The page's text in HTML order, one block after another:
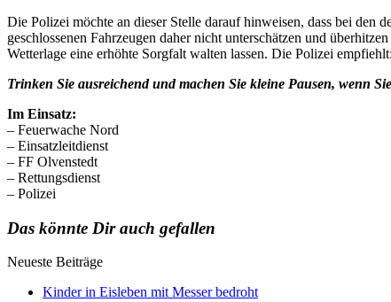
Die Polizei möchte an dieser Stelle darauf hinweisen, dass bei den
geschlossenen Fahrzeugen daher nicht unterschätzen und
Wetterlage eine erhöhte Sorgfalt walten lassen. Die Polizei empfiehlt:
Trinken Sie ausreichend und machen Sie kleine Pausen, wenn
Im Einsatz:
– Feuerwache Nord
– Einsatzleitdienst
– FF Olvenstedt
– Rettungsdienst
– Polizei
Das könnte Dir auch gefallen
Neueste Beiträge
Kinder in Eisleben mit Messer bedroht